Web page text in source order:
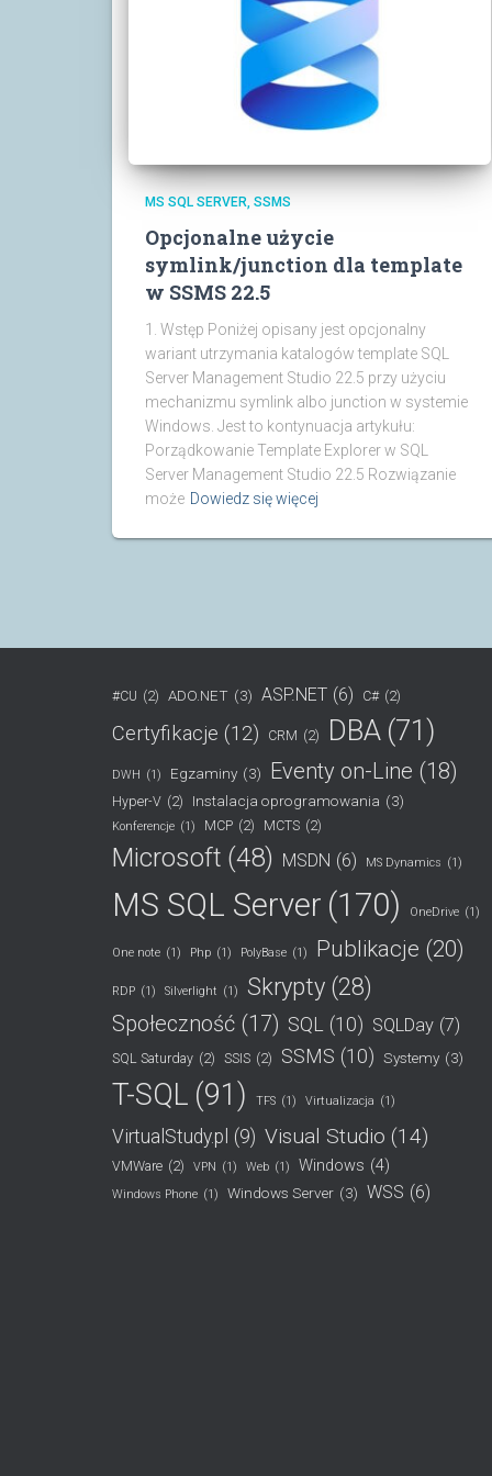
MS SQL SERVER SSMS
Opcjonalne użycie
symlink/junction dla template
w SSMS 22.5
1. Wstęp Poniżej opisany jest opcjonalny
wariant utrzymania katalogów template SQL
Server Management Studio 22.5 przy użyciu
mechanizmu symlink albo junction w systemie
Windows. Jest to kontynuacja artykułu:
Porządkowanie Template Explorer w SQL
Server Management Studio 22.5 Rozwiązanie
może Dowiedz się więcej
#CU (2) ADO.NET (3) ASP.NET (6) C# (2)
Certyfikacje (12) CRM (2) DBA (71)
DWH (1) Egzaminy (3) Eventy on-Line (18)
Hyper-V (2) Instalacja oprogramowania (3)
Konferencje (1) MCP (2) MCTS (2)
Microsoft (48) MSDN (6) MS Dynamics (1)
MS SQL Server (170) OneDrive (1)
One note (1) Php (1) PolyBase (1) Publikacje (20)
RDP (1) Silverlight (1) Skrypty (28)
Społeczność (17) SQL (10) SQLDay (7)
SQL Saturday (2) SSIS (2) SSMS (10) Systemy (3)
T-SQL (91) TFS (1) Virtualizacja (1)
VirtualStudy.pl (9) Visual Studio (14)
VMWare (2) VPN (1) Web (1) Windows (4)
Windows Phone (1) Windows Server (3) WSS (6)